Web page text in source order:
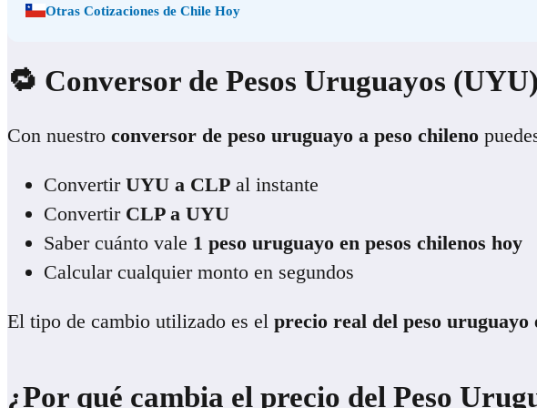
Otras Cotizaciones de Chile Hoy
🔁 Conversor de Pesos Uruguayos
Con nuestro conversor de peso uruguayo a peso chileno
Convertir UYU a CLP al instante
Convertir CLP a UYU
Saber cuánto vale 1 peso uruguayo en pesos chilenos hoy
Calcular cualquier monto en segundos
El tipo de cambio utilizado es el precio real del peso uruguayo
¿Por qué cambia el precio del Peso